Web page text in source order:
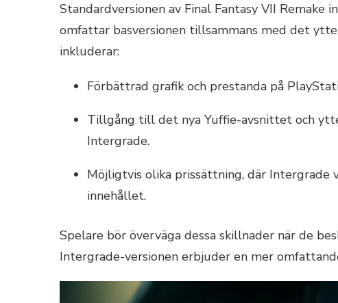
Standardversionen av Final Fantasy VII
omfattar basversionen tillsammans med det
inkluderar:
Förbättrad grafik och prestanda på
Tillgång till det nya Yuffie-avsnittet och
Intergrade.
Möjligtvis olika prissättning, där
innehållet.
Spelare bör överväga dessa skillnader när de
Intergrade-versionen erbjuder en mer